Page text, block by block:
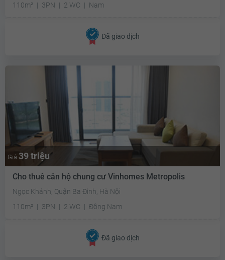
110m²
3PN 2 WC Nam
Đã giao dịch
Giá 39 triệu
Cho thuê căn hộ chung cư Vinhomes Metropolis
Ngọc Khánh, Quận Ba Đình, Hà Nội
110m²
3PN 2 WC Đông Nam
Đã giao dịch